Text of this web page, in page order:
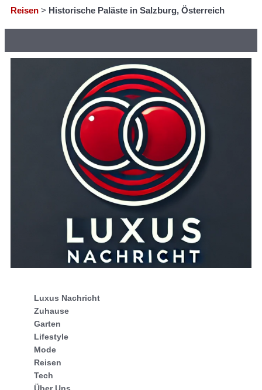
Reisen > Historische Paläste in Salzburg, Österreich
Luxus Nachricht
Zuhause
Garten
Lifestyle
Mode
Reisen
Tech